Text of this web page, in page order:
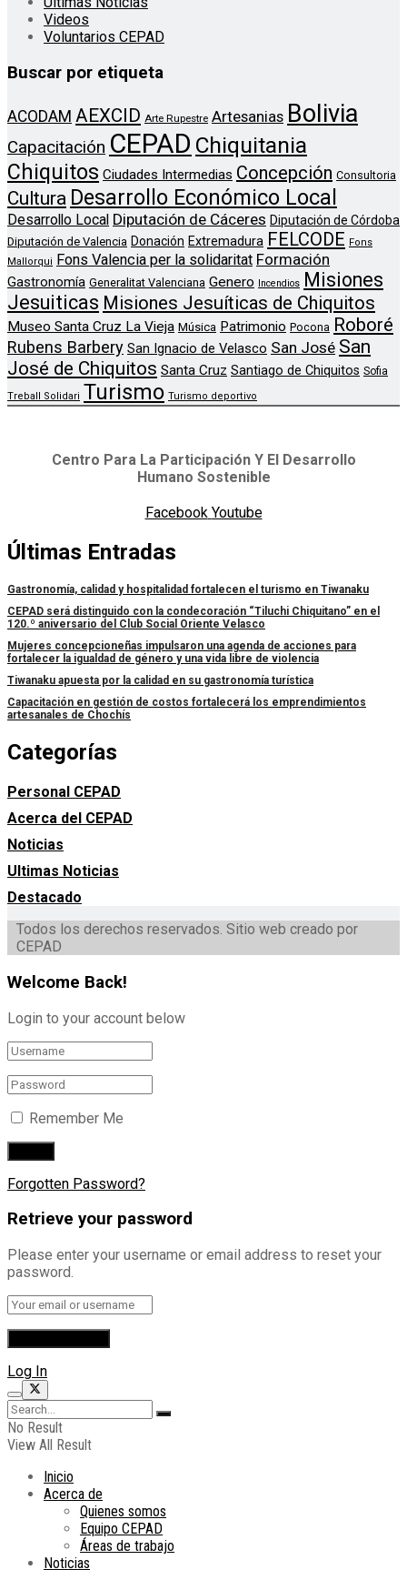
Videos
Voluntarios CEPAD
Buscar por etiqueta
ACODAM AEXCID Arte Rupestre Artesanias Bolivia
Capacitación CEPAD Chiquitania
Chiquitos Ciudades Intermedias Concepción Consultoria
Cultura Desarrollo Económico Local
Desarrollo Local Diputación de Cáceres Diputación de Córdoba
Diputación de Valencia Donación Extremadura FELCODE Fons
Mallorqui
Fons Valencia per la solidaritat Formación
Gastronomía Generalitat Valenciana Genero Incendios
Misiones
Jesuiticas Misiones Jesuíticas de Chiquitos
Museo Santa Cruz La Vieja Música Patrimonio Pocona Roboré
Rubens Barbery San Ignacio de Velasco San José San
José de Chiquitos Santa Cruz Santiago de Chiquitos Sofia
Treball Solidari Turismo Turismo deportivo
Centro Para La Participación Y El Desarrollo
Humano Sostenible
Facebook Youtube
Últimas Entradas
Gastronomía, calidad y hospitalidad fortalecen el turismo en Tiwanaku
CEPAD será distinguido con la condecoración “Tiluchi Chiquitano” en el
120.º aniversario del Club Social Oriente Velasco
Mujeres concepcioneñas impulsaron una agenda de acciones para
fortalecer la igualdad de género y una vida libre de violencia
Tiwanaku apuesta por la calidad en su gastronomía turística
Capacitación en gestión de costos fortalecerá los emprendimientos
artesanales de Chochís
Categorías
Personal CEPAD
Acerca del CEPAD
Noticias
Ultimas Noticias
Destacado
Todos los derechos reservados. Sitio web creado por
CEPAD
Welcome Back!
Login to your account below
Remember Me
Forgotten Password?
Retrieve your password
Please enter your username or email address to reset your
password.
Log In
No Result
View All Result
Inicio
Acerca de
Quienes somos
Equipo CEPAD
Áreas de trabajo
Noticias